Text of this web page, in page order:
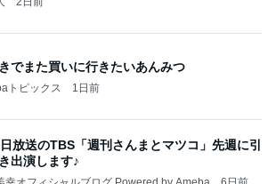
でまた買いに行きたいあんみつ
トピックス 1日前
放送のTBS「週刊さんまとマツコ」先週に引
出演します♪